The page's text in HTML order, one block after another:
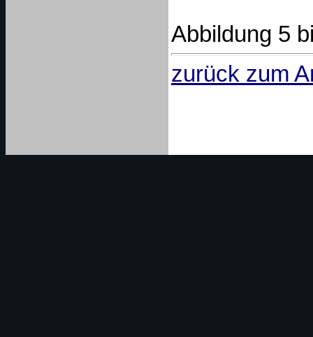
Abbildung 5
zurück zum